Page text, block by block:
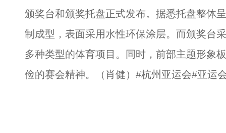
颁奖台和颁奖托盘正式发布。据悉托盘整体
制成型，表面采用水性环保涂层。而颁奖台
多种类型的体育项目。同时，前部主题形象
俭的赛会精神。（肖健）#杭州亚运会#亚运